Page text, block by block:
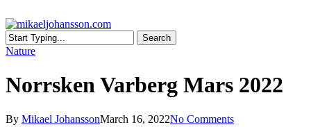
to
main
content
search
Menu Search
Close
Nature
Norrsken Varberg Mars 2022
By Mikael JohanssonMarch 16, 2022No Comments